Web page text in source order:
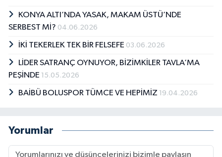
KONYA ALTI’NDA YASAK, MAKAM ÜSTÜ’NDE
SERBEST Mİ? 04.06.2026
İKİ TEKERLEK TEK BİR FELSEFE 03.06.2026
LİDER SATRANÇ OYNUYOR, BİZİMKİLER TAVLA’MA
PEŞİNDE 15.05.2026
BAİBÜ BOLUSPOR TÜMCE VE HEPİMİZ 19.04.2026
Yorumlar